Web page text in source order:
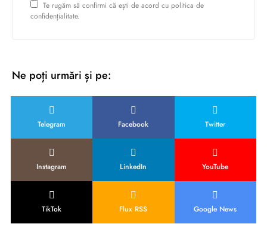
Te rugăm să confirmi că ești de acord cu politica de
confidențialitate.
Ne poți urmări și pe:
Telegram Facebook Twitter
Instagram LinkedIn YouTube
TikTok Flux RSS Google News